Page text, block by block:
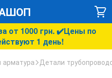
от 1000 грн. ✔️Цены по
1 день!
арматура Детали